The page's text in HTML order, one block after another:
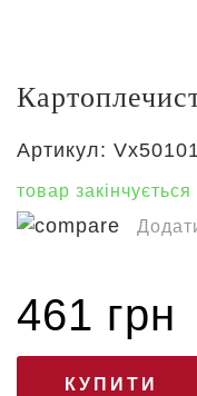
Артикул:
товар закінчується
461 грн